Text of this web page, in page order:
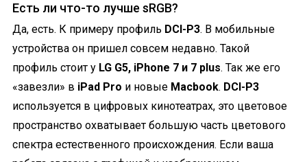
Есть ли что-то лучше sRGB?
Да, есть. К примеру профиль DCI-P3. В мобильные
устройства он пришел совсем недавно. Такой
профиль стоит у LG G5, iPhone 7 и 7 plus. Так же его
«завезли» в iPad Pro и новые Macbook. DCI-P3
используется в цифровых кинотеатрах, это цветовое
пространство охватывает большую часть цветового
спектра естественного происхождения. Если ваша